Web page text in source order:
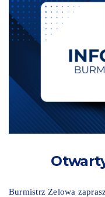
Burmistrz Zelowa